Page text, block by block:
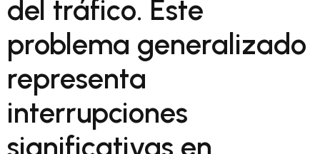
del tráfico. Este
problema generalizado
representa
interrupciones
significativas en